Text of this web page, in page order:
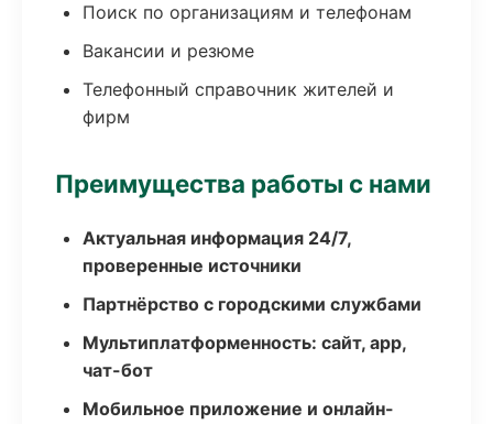
Поиск по организациям и телефонам
Вакансии и резюме
Телефонный справочник жителей и
фирм
Преимущества работы с нами
Актуальная информация 24/7,
проверенные источники
Партнёрство с городскими службами
Мультиплатформенность: сайт, app,
чат-бот
Мобильное приложение и онлайн-